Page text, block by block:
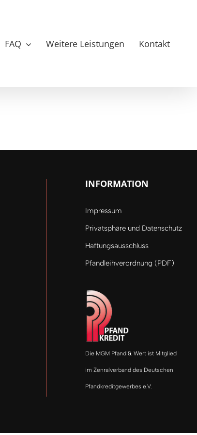
FAQ Weitere Leistungen Kontakt
INFORMATION
Impressum
Privatsphäre und Datenschutz
Haftungsausschluss
Pfandleihverordnung (PDF)
Die MGM Pfand & Wert ist Mitglied
im Zenralverband des Deutschen
Pfandkreditgewerbes e.V.